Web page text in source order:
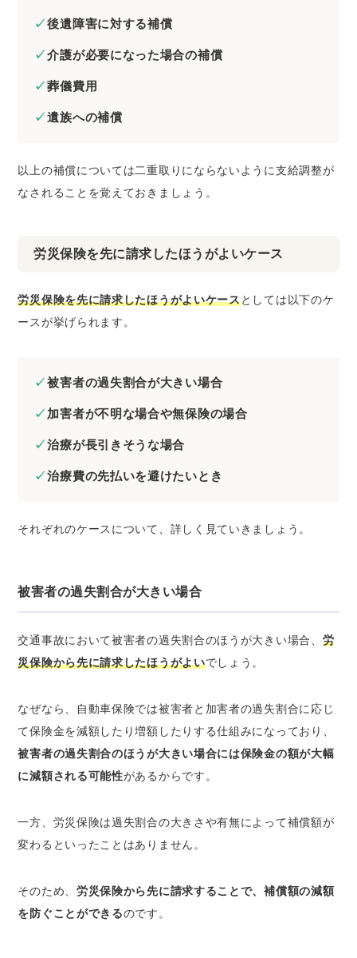
後遺障害に対する補償
介護が必要になった場合の補償
葬儀費用
遺族への補償
以上の補償については二重取りにならないように支給調整が
なされることを覚えておきましょう。
労災保険を先に請求したほうがよいケース
労災保険を先に請求したほうがよいケースとしては以下のケ
ースが挙げられます。
被害者の過失割合が大きい場合
加害者が不明な場合や無保険の場合
治療が長引きそうな場合
治療費の先払いを避けたいとき
それぞれのケースについて、詳しく見ていきましょう。
被害者の過失割合が大きい場合
交通事故において被害者の過失割合のほうが大きい場合、 労
災保険から先に請求したほうがよいでしょう。
なぜなら、自動車保険では被害者と加害者の過失割合に応じ
て保険金を減額したり増額したりする仕組みになっており、
被害者の過失割合のほうが大きい場合には保険金の額が大幅
に減額される可能性があるからです。
一方、労災保険は過失割合の大きさや有無によって補償額が
変わるといったことはありません。
そのため、 労災保険から先に請求することで、補償額の減額
を防ぐことができるのです。